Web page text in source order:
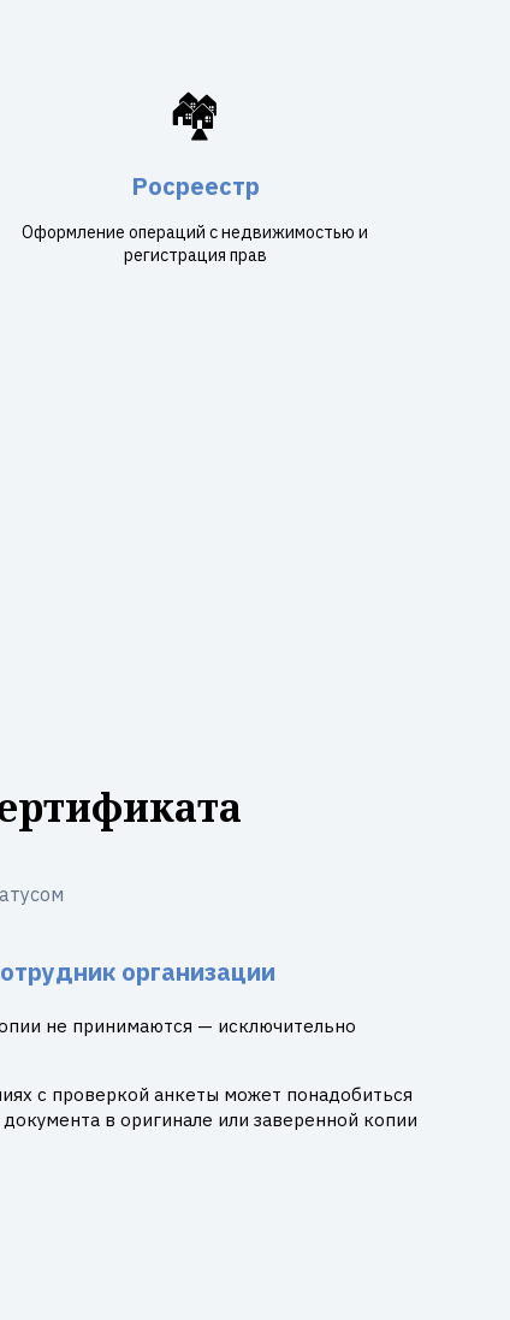
🏘️
Росреестр
Оформление операций с недвижимостью и
регистрация прав
организации
не принимаются — исключительно
с проверкой анкеты может понадобиться
в оригинале или заверенной копии